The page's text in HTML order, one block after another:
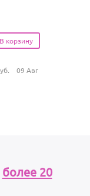
09 Авг
более 20